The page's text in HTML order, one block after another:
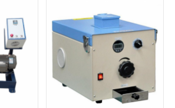
en
en
petite échelle de type
vertical micro de
laboratoire